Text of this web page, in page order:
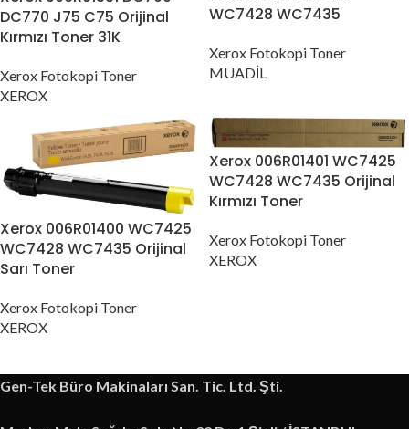
DC770 J75 C75 Orijinal
Kırmızı Toner 31K
Xerox Fotokopi Toner
XEROX
WC7428 WC7435
Xerox Fotokopi Toner
MUADİL
Xerox 006R01400 WC7425
WC7428 WC7435 Orijinal
Sarı Toner
Xerox Fotokopi Toner
XEROX
Xerox 006R01401 WC7425
WC7428 WC7435 Orijinal
Kırmızı Toner
Xerox Fotokopi Toner
XEROX
Gen-Tek Büro Makinaları San. Tic. Ltd. Şti.